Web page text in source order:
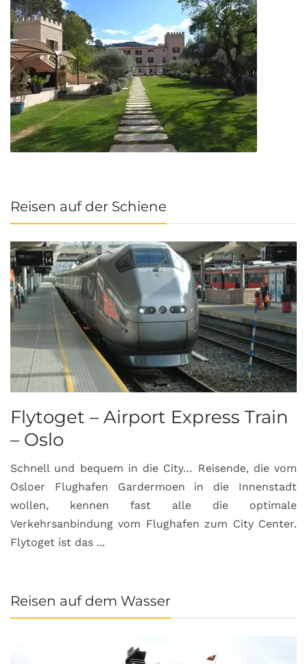
Reisen auf der Schiene
Flytoget – Airport Express Train
– Oslo
Schnell und bequem in die City… Reisende, die vom
Osloer Flughafen Gardermoen in die Innenstadt
wollen, kennen fast alle die optimale
Verkehrsanbindung vom Flughafen zum City Center.
Flytoget ist das ...
Reisen auf dem Wasser